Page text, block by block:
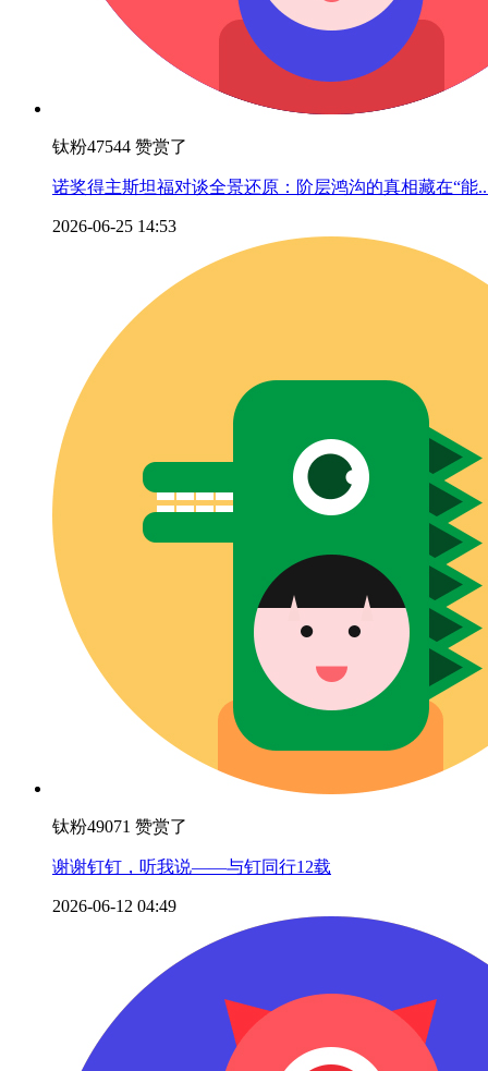
钛粉47544 赞赏了
诺奖得主斯坦福对谈全景还原：阶层鸿沟的真相藏在“能
2026-06-25 14:53
钛粉49071 赞赏了
谢谢钉钉，听我说——与钉同行12载
2026-06-12 04:49